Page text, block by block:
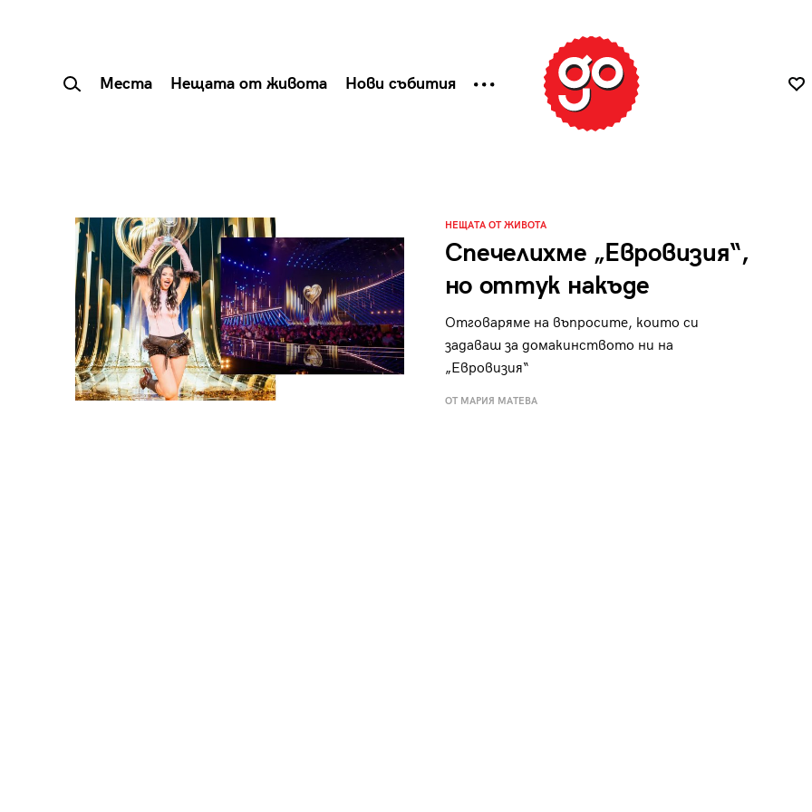
Места Нещата от живота Нови събития
НЕЩАТА ОТ ЖИВОТА
Спечелихме „Евровизия“,
но оттук накъде
Отговаряме на въпросите, които си
задаваш за домакинството ни на
„Евровизия“
ОТ МАРИЯ МАТЕВА